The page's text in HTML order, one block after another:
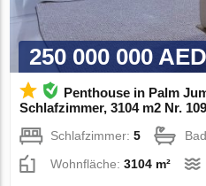
250 000 000 AED
Penthouse in Palm
Schlafzimmer, 3104 m2 Nr.
Schlafzimmer:5
Wohnfläche:3104 m²